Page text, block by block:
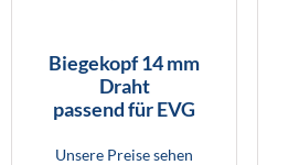
Biegekopf 14 mm
Draht
passend für EVG
Unsere Preise sehen